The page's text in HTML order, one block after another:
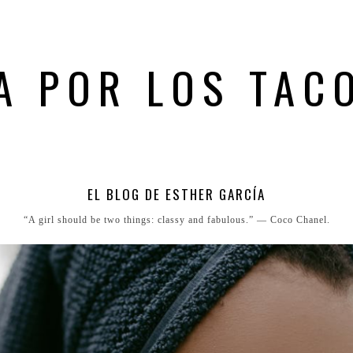
POR LOS
EL BLOG DE ESTHER GARCÍA
“A girl should be two things: classy and fabulous.” ― Coco Chanel.